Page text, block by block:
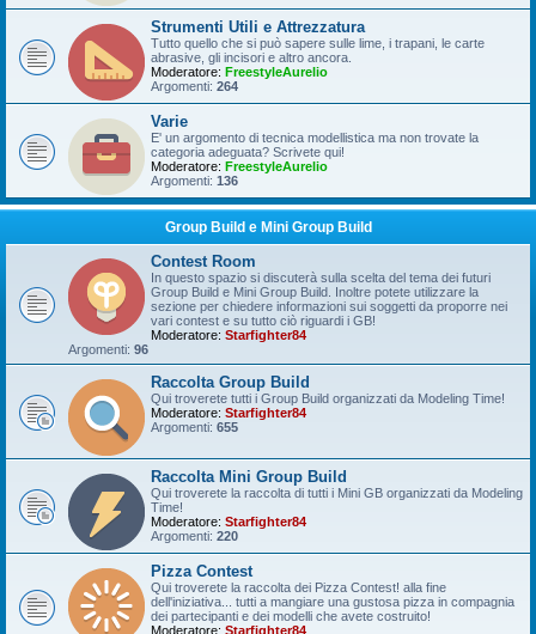
Strumenti Utili e Attrezzatura
Tutto quello che si può sapere sulle lime, i trapani, le carte
abrasive, gli incisori e altro ancora.
Moderatore: FreestyleAurelio
Argomenti: 264
Varie
E' un argomento di tecnica modellistica ma non trovate la
categoria adeguata? Scrivete qui!
Moderatore: FreestyleAurelio
Argomenti: 136
Group Build e Mini Group Build
Contest Room
In questo spazio si discuterà sulla scelta del tema dei futuri
Group Build e Mini Group Build. Inoltre potete utilizzare la
sezione per chiedere informazioni sui soggetti da proporre nei
vari contest e su tutto ciò riguardi i GB!
Moderatore: Starfighter84
Argomenti: 96
Raccolta Group Build
Qui troverete tutti i Group Build organizzati da Modeling Time!
Moderatore: Starfighter84
Argomenti: 655
Raccolta Mini Group Build
Qui troverete la raccolta di tutti i Mini GB organizzati da Modeling
Time!
Moderatore: Starfighter84
Argomenti: 220
Pizza Contest
Qui troverete la raccolta dei Pizza Contest! alla fine
dell'iniziativa... tutti a mangiare una gustosa pizza in compagnia
dei partecipanti e dei modelli che avete costruito!
Moderatore: Starfighter84